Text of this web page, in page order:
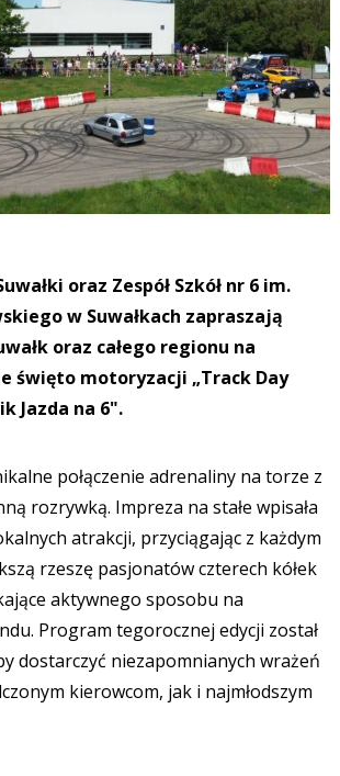
oraz Zespół Szkół nr 6 im.
w Suwałkach zapraszają
oraz całego regionu na
święto motoryzacji „Track Day
Jazda na 6".
połączenie adrenaliny na torze z
rozrywką. Impreza na stałe wpisała
atrakcji, przyciągając z każdym
rzeszę pasjonatów czterech kółek
aktywnego sposobu na
Program tegorocznej edycji został
dostarczyć niezapomnianych wrażeń
kierowcom, jak i najmłodszym